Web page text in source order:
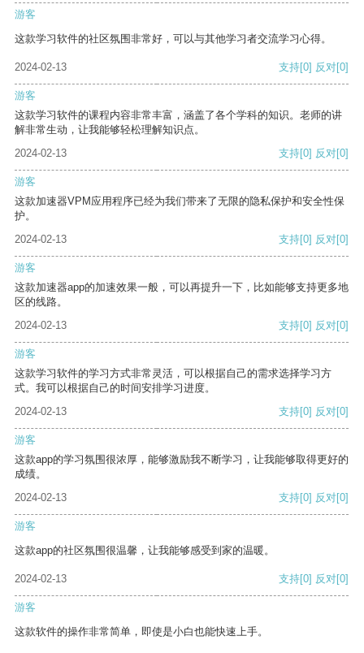
游客
这款学习软件的社区氛围非常好，可以与其他学习者交流学习心得。
2024-02-13 支持[0] 反对[0]
游客
这款学习软件的课程内容非常丰富，涵盖了各个学科的知识。老师的讲
解非常生动，让我能够轻松理解知识点。
2024-02-13
支持[0] 反对[0]
游客
这款加速器VPM应用程序已经为我们带来了无限的隐私保护和安全性保
护。
2024-02-13
支持[0] 反对[0]
游客
这款加速器app的加速效果一般，可以再提升一下，比如能够支持更多地
区的线路。
2024-02-13
支持[0] 反对[0]
游客
这款学习软件的学习方式非常灵活，可以根据自己的需求选择学习方
式。我可以根据自己的时间安排学习进度。
2024-02-13
支持[0] 反对[0]
游客
这款app的学习氛围很浓厚，能够激励我不断学习，让我能够取得更好的
成绩。
2024-02-13
支持[0] 反对[0]
游客
这款app的社区氛围很温馨，让我能够感受到家的温暖。
2024-02-13 支持[0] 反对[0]
游客
这款软件的操作非常简单，即使是小白也能快速上手。